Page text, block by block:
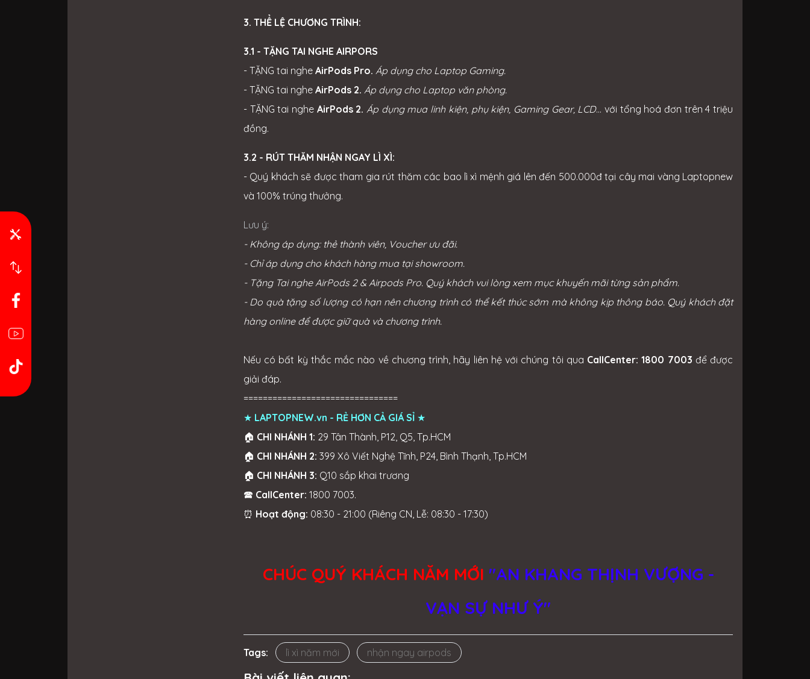
3. THỂ LỆ CHƯƠNG TRÌNH:
3.1 - TẶNG TAI NGHE AIRPORS
- TẶNG tai nghe AirPods Pro. Áp dụng cho Laptop Gaming.
- TẶNG tai nghe AirPods 2. Áp dụng cho Laptop văn phòng.
- TẶNG tai nghe AirPods 2. Áp dụng mua linh kiện, phụ kiện, Gaming Gear, LCD... với tổng hoá đơn trên 4 triệu
đồng.
3.2 - RÚT THĂM NHẬN NGAY LÌ XÌ:
- Quý khách sẽ được tham gia rút thăm các bao lì xì mệnh giá lên đến 500.000đ tại cây mai vàng Laptopnew
và 100% trúng thưởng.
Lưu ý:
- Không áp dụng: thẻ thành viên, Voucher ưu đãi.
- Chỉ áp dụng cho khách hàng mua tại showroom.
- Tặng Tai nghe AirPods 2 & Airpods Pro. Quý khách vui lòng xem mục khuyến mãi từng sản phẩm.
- Do quà tặng số lượng có hạn nên chương trình có thể kết thúc sớm mà không kịp thông báo. Quý khách đặt
hàng online để được giữ quà và chương trình.
Nếu có bất kỳ thắc mắc nào về chương trình, hãy liên hệ với chúng tôi qua CallCenter: 1800 7003 để được
giải đáp.
================================
★ LAPTOPNEW.vn - RẺ HƠN CẢ GIÁ SỈ ★
🏠 CHI NHÁNH 1: 29 Tân Thành, P12, Q5, Tp.HCM
🏠 CHI NHÁNH 2: 399 Xô Viết Nghệ Tĩnh, P24, Bình Thạnh, Tp.HCM
🏠 CHI NHÁNH 3: Q10 sắp khai trương
🕿 CallCenter: 1800 7003.
⏰ Hoạt động: 08:30 - 21:00 (Riêng CN, Lễ: 08:30 - 17:30)
CHÚC QUÝ KHÁCH NĂM MỚI "AN KHANG THỊNH VƯỢNG -
VẠN SỰ NHƯ Ý"
Tags: lì xì năm mới nhận ngay airpods